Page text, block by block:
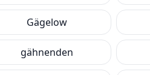
Gägelow
gähnenden